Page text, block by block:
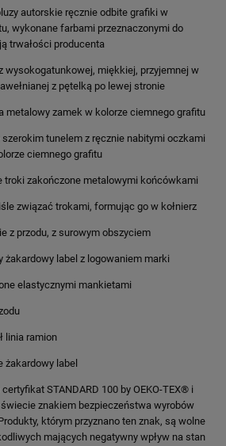
autorskie ręcznie odbite grafiki w
wykonane farbami przeznaczonymi do
trwałości producenta
wysokogatunkowej, miękkiej, przyjemnej w
z pętelką po lewej stronie
metalowy zamek w kolorze ciemnego grafitu
szerokim tunelem z ręcznie nabitymi oczkami
ciemnego grafitu
troki zakończone metalowymi końcówkami
związać trokami, formując go w kołnierz
z przodu, z surowym obszyciem
żakardowy label z logowaniem marki
elastycznymi mankietami
linia ramion
żakardowy label
STANDARD 100 by OEKO-TEX® i
znakiem bezpieczeństwa wyrobów
którym przyznano ten znak, są wolne
mających negatywny wpływ na stan